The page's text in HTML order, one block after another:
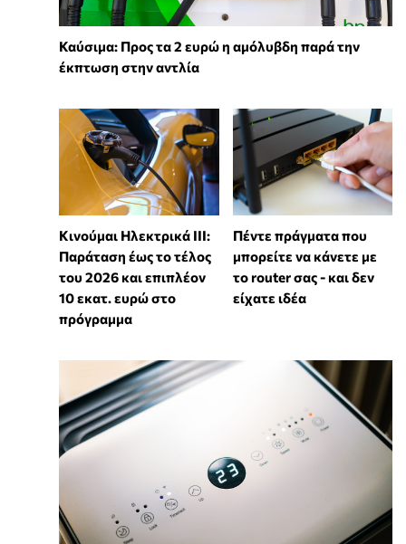
Καύσιμα: Προς τα 2 ευρώ η αμόλυβδη παρά την
έκπτωση στην αντλία
Κινούμαι Ηλεκτρικά ΙΙΙ:
Παράταση έως το τέλος
του 2026 και επιπλέον
10 εκατ. ευρώ στο
πρόγραμμα
Πέντε πράγματα που
μπορείτε να κάνετε με
το router σας - και δεν
είχατε ιδέα